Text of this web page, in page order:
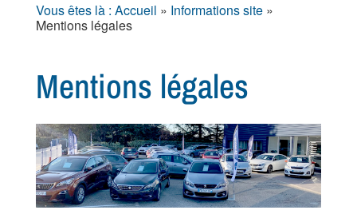
Vous êtes là : Accueil » Informations site»
Mentions légales
Mentions légales